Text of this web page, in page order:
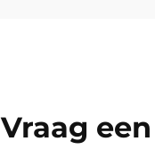
inricht, de
Vraag